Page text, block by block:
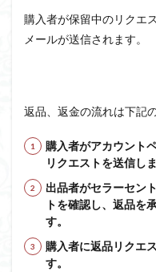
購入者が保留中のリクエ
メールが送信されます。
返品、返金の流れは下記
購入者がアカウント
リクエストを送信しま
出品者がセラーセン
トを確認し、返品を
す。
購入者に返品リクエ
す。